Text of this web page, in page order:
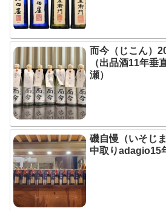
而今（じこん）
（出品酒11年垂
瀬）
磯自慢（いそじ
中取りadagio15